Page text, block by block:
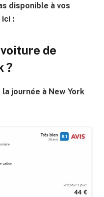
disponible à vos
:
de
?
journée à New York